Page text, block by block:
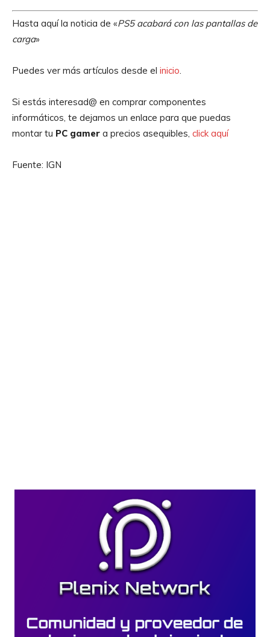
Hasta aquí la noticia de «PS5 acabará con las pantallas de
carga»
Puedes ver más artículos desde el inicio.
Si estás interesad@ en comprar componentes
informáticos, te dejamos un enlace para que puedas
montar tu PC gamer a precios asequibles, click aquí
Fuente: IGN